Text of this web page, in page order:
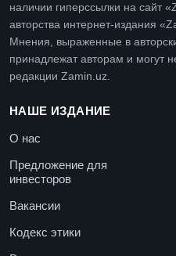
наличии гиперссылки на сайт
авторства интернет-издания
Мнения, выраженные в
принадлежат авторам и могут
редакции Zamin.uz.
НАШЕ ИЗДАНИЕ
О нас
Предложение для
инвесторов
Вакансии
Кодекс этики